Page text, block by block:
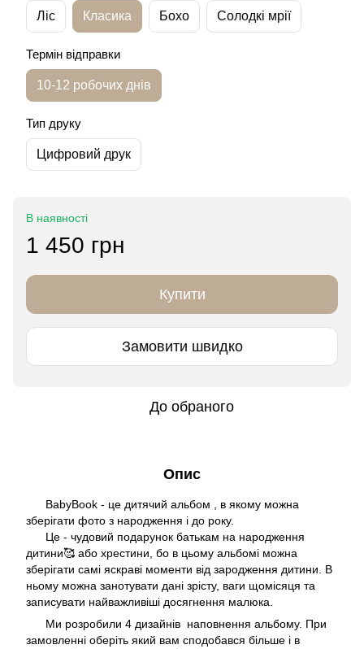
Ліс Класика Бохо Солодкі мрії
Термін відправки
10-12 робочих днів
Тип друку
Цифровий друк
В наявності
1 450 грн
Купити
Замовити швидко
До обраного
Опис
BabyBook - це дитячий альбом , в якому можна
зберігати фото з народження і до року.
Це - чудовий подарунок батькам на народження
дитини🥰 або хрестини, бо в цьому альбомі можна
зберігати самі яскраві моменти від зародження дитини. В
ньому можна занотувати дані зрісту, ваги щомісяця та
записувати найважливіші досягнення малюка.
Ми розробили 4 дизайнів наповнення альбому. При
замовленні оберіть який вам сподобався більше і в